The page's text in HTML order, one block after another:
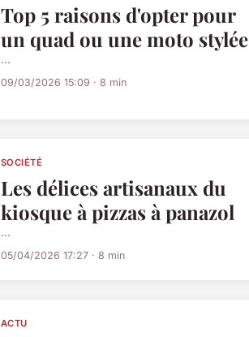
Top 5 raisons d'opter pour
un quad ou une moto stylée
...
09/03/2026 15:09 · 8 min
SOCIÉTÉ
Les délices artisanaux du
kiosque à pizzas à panazol
...
05/04/2026 17:27 · 8 min
ACTU